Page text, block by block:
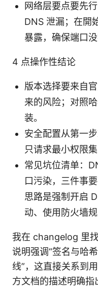
网络层要点要先
DNS 泄漏；在開
暴露，确保端口没
4 点操作性结论
版本选择要来自
来的风险；对照
装。
安全配置从第一
只请求最小权限
常见坑位清单：
口污染，三件事
思路是强制开启
动、使用防火墙
我在 changelog 里
说明强调“签名与哈
线”，这直接关系到
方文档的描述明确